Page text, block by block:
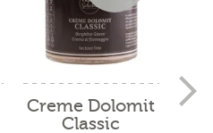
Creme Dolomit
Classic